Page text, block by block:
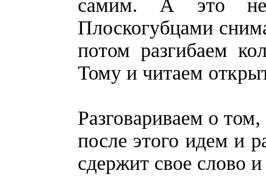
самим. А это
Плоскогубцами
потом разгибаем
Тому и читаем
Разговариваем о
после этого идем и
сдержит свое слово